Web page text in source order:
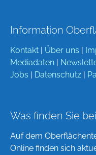
Information
Kontakt Über uns
Mediadaten
Jobs
Datenschutz
Was finden Sie
Auf dem
Online finden sich